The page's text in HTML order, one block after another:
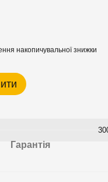
накопичувальної знижки
Гарантія